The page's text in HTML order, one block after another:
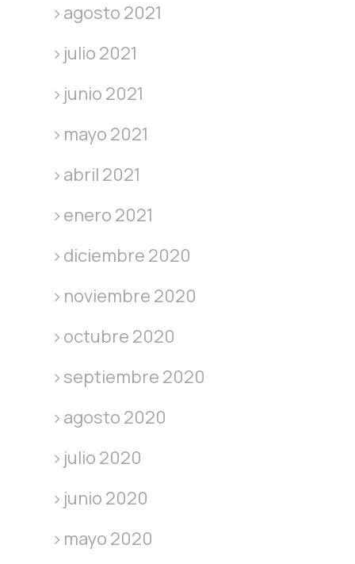
agosto 2021
julio 2021
junio 2021
mayo 2021
abril 2021
enero 2021
diciembre 2020
noviembre 2020
octubre 2020
septiembre 2020
agosto 2020
julio 2020
junio 2020
mayo 2020